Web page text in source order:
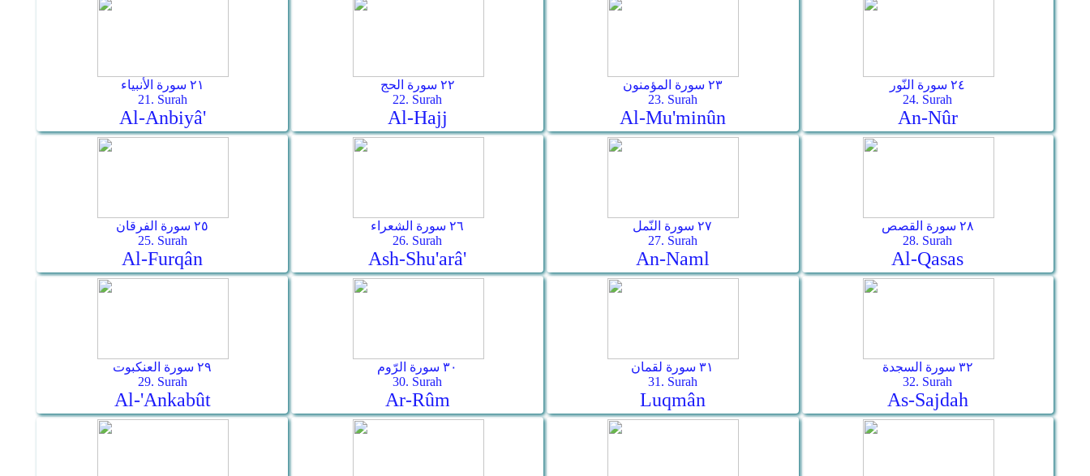
٢١ سورة الأنبياء
21. Surah
Al-Anbiyâ'
٢٢ سورة الحج
22. Surah
Al-Hajj
٢٣ سورة المؤمنون
23. Surah
Al-Mu'minûn
٢٤ سورة النّور
24. Surah
An-Nûr
٢٥ سورة الفرقان
25. Surah
Al-Furqân
٢٦ سورة الشعراء
26. Surah
Ash-Shu'arâ'
٢٧ سورة النّمل
27. Surah
An-Naml
٢٨ سورة القصص
28. Surah
Al-Qasas
٢٩ سورة العنكبوت
29. Surah
Al-'Ankabût
٣٠ سورة الرّوم
30. Surah
Ar-­Rûm
٣١ سورة لقمان
31. Surah
Luqmân
٣٢ سورة السجدة
32. Surah
As-­Sajdah